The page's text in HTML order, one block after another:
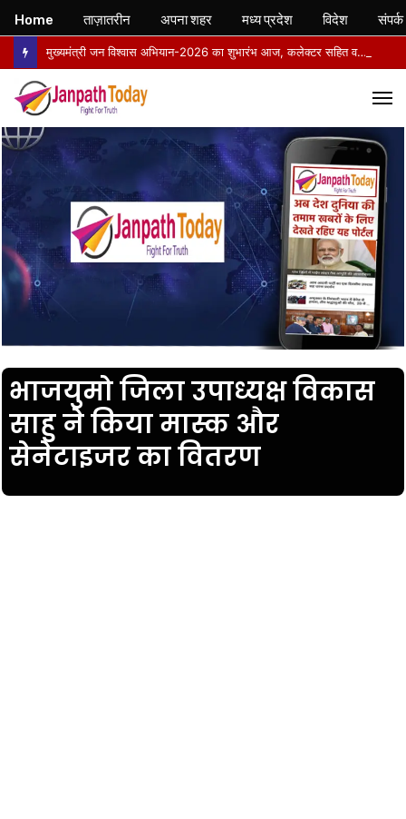
मुख्यमंत्री जन विश्वास अभियान-2026 का शुभारंभ आज, कलेक्टर सहित वरिष्ठ अधिकारी बस से अमरपुर के लिए रवाना
भाजयुमो जिला उपाध्यक्ष विकास
साहु ने किया मास्क और
सेनेटाइजर का वितरण
Home ताज़ातरीन अपना शहर मध्य प्रदेश विदेश संपर्क